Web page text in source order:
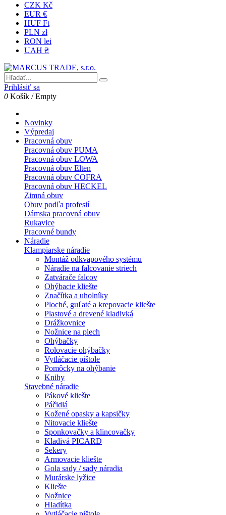
CZK Kč
EUR €
HUF Ft
PLN zł
RON lei
UAH ₴
Prihlásiť sa
0 Košík /Empty
Novinky
Výpredaj
Pracovná obuv
Pracovná obuv PUMA
Pracovná obuv LOWA
Pracovná obuv Elten
Pracovná obuv COFRA
Pracovná obuv HECKEL
Zimná obuv
Obuv podľa profesií
Dámska pracovná obuv
Rukavice
Pracovné bundy
Náradie
Klampiarske náradie
Montáž odkvapového systému
Náradie na falcovanie striech
Zatvárače falcov
Ohýbacie kliešte
Značítka a uholníky
Ploché, guľaté a krepovacie kliešte
Plastové a drevené kladivká
Drážkovnice
Nožnice na plech
Ohýbačky
Rolovacie ohýbačky
Vytláčacie pištole
Pomôcky na ohýbanie
Knihy
Stavebné náradie
Pákové kliešte
Páčidlá
Kožené opasky a kapsičky
Nitovacie kliešte
Sponkovačky a klincovačky
Kladivá PICARD
Sekery
Armovacie kliešte
Gola sady / sady náradia
Murárske lyžice
Kliešte
Nožnice
Hladítka